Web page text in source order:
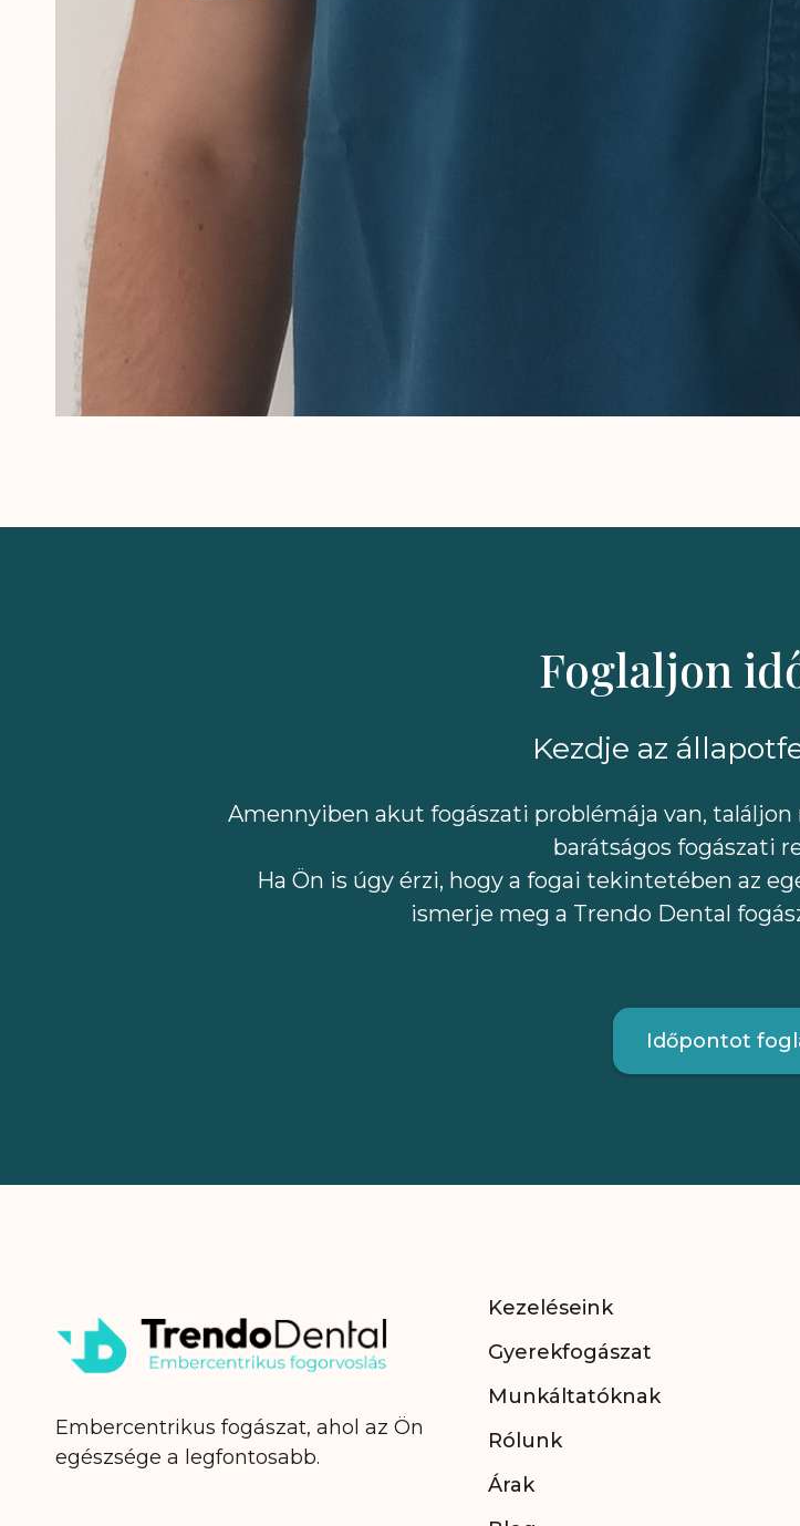
Foglaljon
Kezdje az
Amennyiben akut fogászati problémája van,
barátságos fogászati
Ha Ön is úgy érzi, hogy a fogai tekintetében az
ismerje meg a Trendo Dental
Időpontot
Embercentrikus fogászat, ahol az Ön
egészsége a legfontosabb.
Kezeléseink
Gyerekfogászat
Munkáltatóknak
Rólunk
Árak